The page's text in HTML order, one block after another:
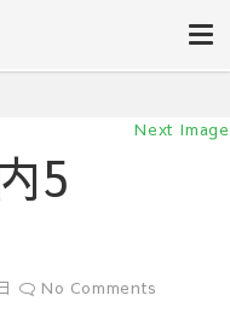
Next Image
5
No Comments